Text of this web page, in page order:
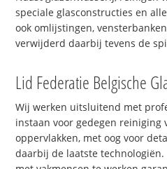
speciale glasconstructies en
ook omlijstingen,
verwijderd daarbij tevens de
Lid Federatie Belgische
Wij werken uitsluitend met
instaan voor gedegen reiniging
oppervlakken, met oog voor
daarbij de laatste technologiën.